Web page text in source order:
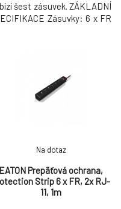
šest zásuvek. ZÁKLADNÍ
Zásuvky: 6 x FR
EATON Prepäťová ochrana,
Strip 6 x FR, 2x RJ-
11, 1m
Na dotaz